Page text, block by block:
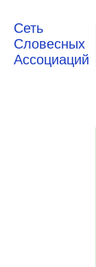
Сеть
Словесных
Ассоциаций